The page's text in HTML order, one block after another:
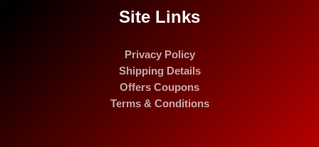
Site Links
Privacy Policy
Shipping Details
Offers Coupons
Terms & Conditions